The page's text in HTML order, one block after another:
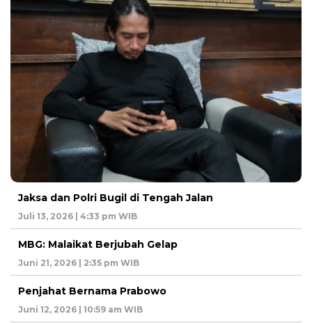
Jaksa dan Polri Bugil di Tengah Jalan
Juli 13, 2026 | 4:33 pm WIB
MBG: Malaikat Berjubah Gelap
Juni 21, 2026 | 2:35 pm WIB
Penjahat Bernama Prabowo
Juni 12, 2026 | 10:59 am WIB